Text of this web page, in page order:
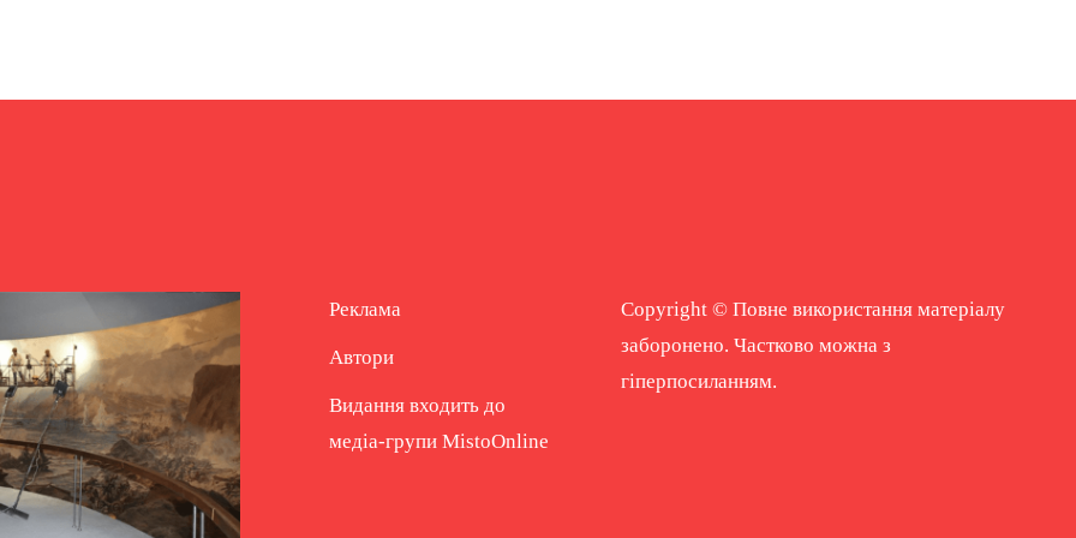
Реклама
Автори
Видання входить до
медіа-групи MistoOnline
Copyright © Повне використання матеріалу
заборонено. Частково можна з
гіперпосиланням.